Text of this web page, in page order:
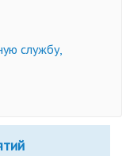
службу,